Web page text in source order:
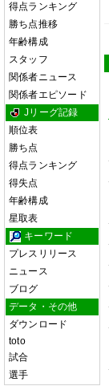
得点ランキング
勝ち点推移
年齢構成
スタッフ
関係者ニュース
関係者エピソード
Jリーグ記録
順位表
勝ち点
得点ランキング
得失点
年齢構成
星取表
キーワード
プレスリリース
ニュース
ブログ
データ・その他
ダウンロード
toto
試合
選手